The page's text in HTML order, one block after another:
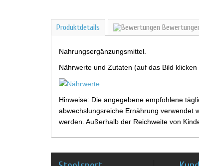
Produktdetails
Nahrungsergänzungsmittel.
Nährwerte und Zutaten (auf das Bild
Hinweise: Die angegebene empfohlene
abwechslungsreiche Ernährung verwendet
werden. Außerhalb der Reichweite von